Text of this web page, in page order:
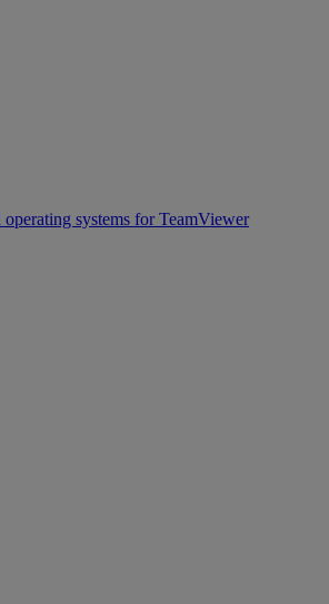
operating systems for TeamViewer